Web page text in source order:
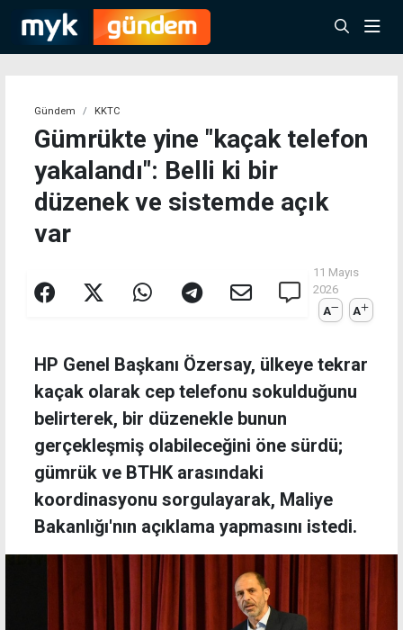
Gündem KKTC
Gümrükte yine "kaçak telefon
yakalandı": Belli ki bir
düzenek ve sistemde açık
var
11 Mayıs
2026
A
A
HP Genel Başkanı Özersay, ülkeye tekrar
kaçak olarak cep telefonu sokulduğunu
belirterek, bir düzenekle bunun
gerçekleşmiş olabileceğini öne sürdü;
gümrük ve BTHK arasındaki
koordinasyonu sorgulayarak, Maliye
Bakanlığı'nın açıklama yapmasını istedi.